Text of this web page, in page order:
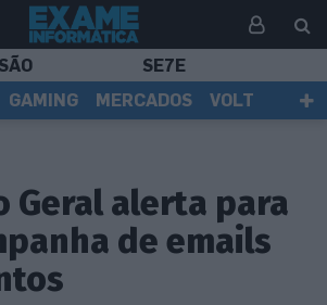
SE7E
GAMING MERCADOS
VOLT
Geral alerta para
de emails